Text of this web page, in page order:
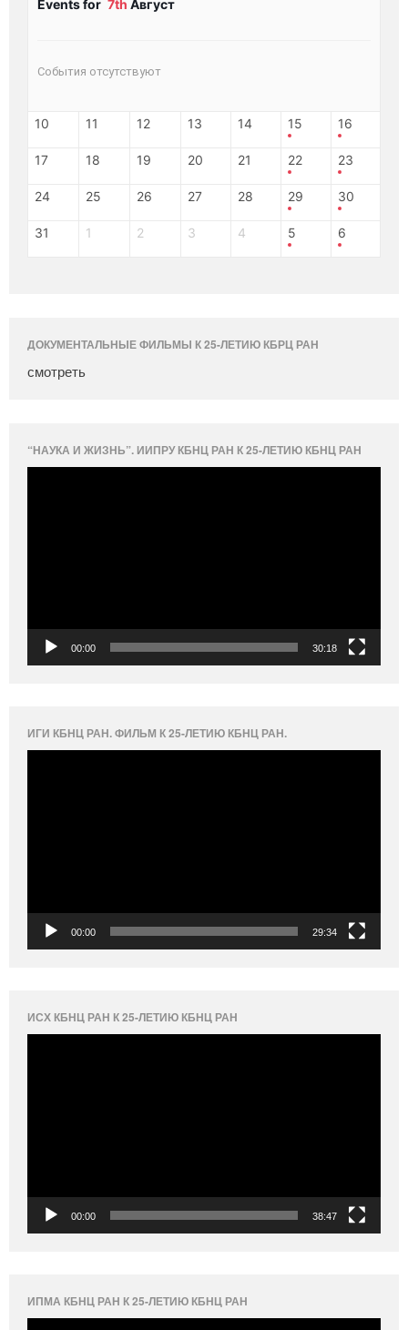
Events for 7th Август
События отсутствуют
10 11 12 13 14 15 16
17 18 19 20 21 22 23
24 25 26 27 28 29 30
31 1 2 3 4 5 6
ДОКУМЕНТАЛЬНЫЕ ФИЛЬМЫ К 25-ЛЕТИЮ КБРЦ РАН
смотреть
“НАУКА И ЖИЗНЬ”. ИИПРУ КБНЦ РАН К 25-ЛЕТИЮ КБНЦ РАН
00:00 30:18
ИГИ КБНЦ РАН. ФИЛЬМ К 25-ЛЕТИЮ КБНЦ РАН.
00:00 29:34
ИСХ КБНЦ РАН К 25-ЛЕТИЮ КБНЦ РАН
00:00 38:47
ИПМА КБНЦ РАН К 25-ЛЕТИЮ КБНЦ РАН